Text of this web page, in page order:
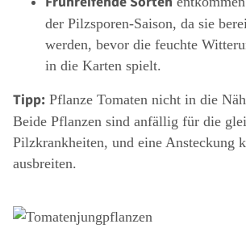
der Pilzsporen-Saison, da sie
werden, bevor die feuchte
in die Karten spielt.
Tipp: Pflanze Tomaten nicht in die
Beide Pflanzen sind anfällig für die
Pilzkrankheiten, und eine Ansteckung
ausbreiten.